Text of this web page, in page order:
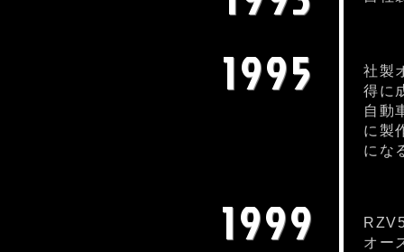
1995
社製
得に
自動
に製
にな
1999
オー